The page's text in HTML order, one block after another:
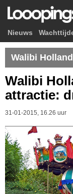
Nieuws
Walibi Holland
Walibi
attractie:
31-01-2015, 16.26 uur